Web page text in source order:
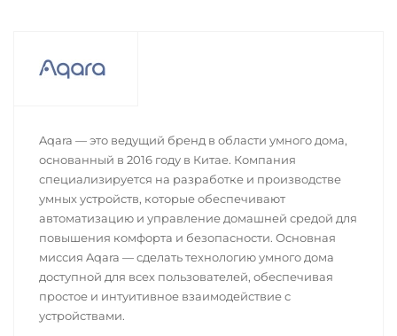
Aqara — это ведущий бренд в области умного дома,
основанный в 2016 году в Китае. Компания
специализируется на разработке и производстве
умных устройств, которые обеспечивают
автоматизацию и управление домашней средой для
повышения комфорта и безопасности. Основная
миссия Aqara — сделать технологию умного дома
доступной для всех пользователей, обеспечивая
простое и интуитивное взаимодействие с
устройствами.